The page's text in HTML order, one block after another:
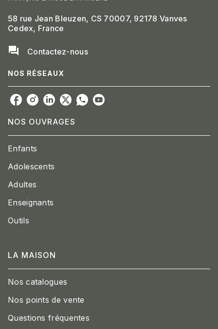
58 rue Jean Bleuzen, CS 70007, 92178 Vanves
Cedex, France
question_answer Contactez-nous
NOS RÉSEAUX
NOS OUVRAGES
Enfants
Adolescents
Adultes
Enseignants
Outils
LA MAISON
Nos catalogues
Nos points de vente
Questions fréquentes